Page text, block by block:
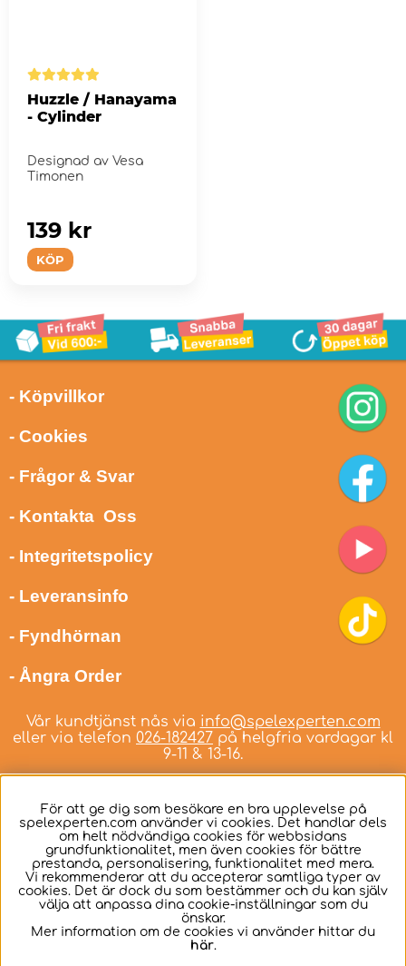
Huzzle / Hanayama
- Cylinder
Designad av Vesa
Timonen
KÖP
139 kr
- Köpvillkor
- Cookies
- Frågor & Svar
- Kontakta Oss
- Integritetspolicy
- Leveransinfo
- Fyndhörnan
- Ångra Order
Vår kundtjänst nås via info@spelexperten.com
eller via telefon 026-182427 på helgfria vardagar kl
9-11 & 13-16.
Svenska
För att ge dig som besökare en bra upplevelse på
spelexperten.com använder vi cookies. Det handlar dels
om helt nödvändiga cookies för webbsidans
grundfunktionalitet, men även cookies för bättre
prestanda, personalisering, funktionalitet med mera.
Vi rekommenderar att du accepterar samtliga typer av
cookies. Det är dock du som bestämmer och du kan själv
välja att anpassa dina cookie-inställningar som du
önskar.
Mer information om de cookies vi använder hittar du
här.